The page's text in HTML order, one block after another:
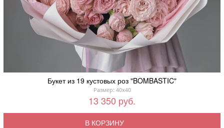
Букет из 19 кустовых роз "BOMBASTIC"
Размер: 40x40
13 350 руб.
В КОРЗИНУ